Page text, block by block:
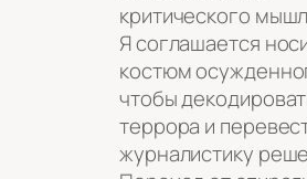
критического
Я соглашается
костюм
чтобы
террора и
журналистику